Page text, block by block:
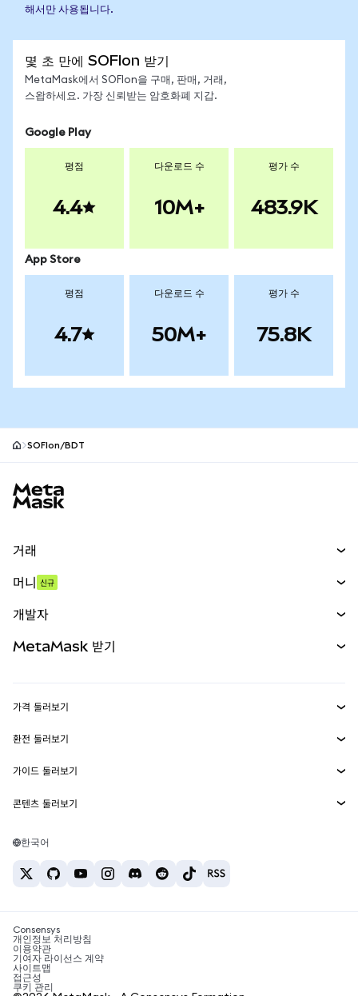
해서만 사용됩니다.
몇 초 만에 SOFIon 받기
MetaMask에서 SOFIon을 구매, 판매, 거래,
스왑하세요. 가장 신뢰받는 암호화폐 지갑.
Google Play
평점
4.4
다운로드 수
10M+
평가 수
483.9K
App Store
평점
4.7
다운로드 수
50M+
평가 수
75.8K
SOFIon/BDT
거래
무기한 선물
실물자산
머니 신규
개발자
MetaMask Connect
Snaps
웹3 서비스
MetaMask 받기
보안
고객 지원
채용
가격 둘러보기
이더리움 가격
솔라나 가격
테더 가격
환전 둘러보기
ETH를 USD로 환전
USDT를 INR로 환전
BTC를 INR로 환전
ETH를 USDT로 환전
가이드 둘러보기
ETH 매수
USDT 매수
SHIB 매수
BNB 매수
콘텐츠 둘러보기
솔라나 지갑
암호화폐 세금 뉴스
암호화폐 매수 방법
비트코인 매도 방법
한국어
Consensys
개인정보 처리방침
이용약관
기여자 라이선스 계약
사이트맵
접근성
쿠키 관리